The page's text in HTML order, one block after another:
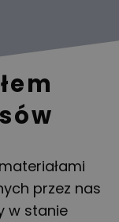
przez nas
w stanie